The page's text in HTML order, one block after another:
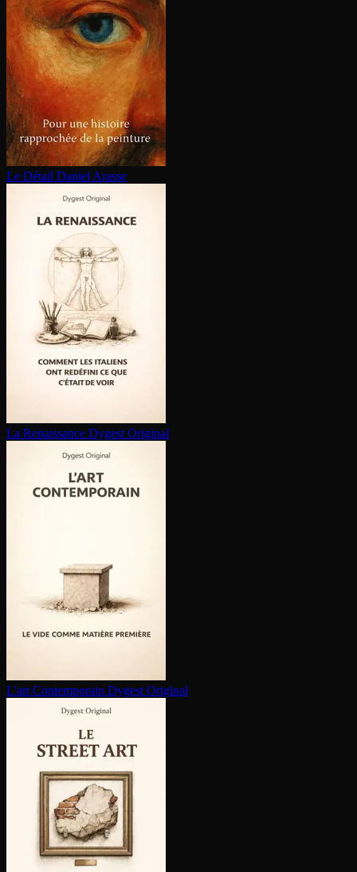
Le Détail Daniel Arasse
La Renaissance Dygest Original
L'art Contem­po­rain Dygest Original